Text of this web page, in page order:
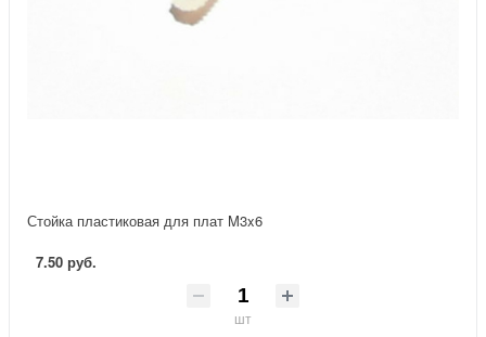
Стойка пластиковая для плат M3x6
7.50 руб.
шт